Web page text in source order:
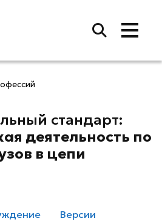
стандарт:
деятельность по
в цепи
Версии